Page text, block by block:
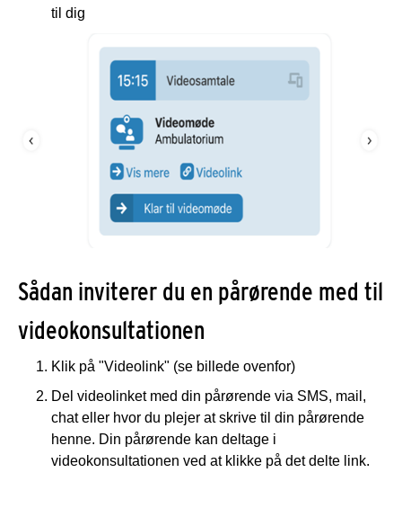
til dig
Sådan inviterer du en pårørende med til
videokonsultationen
Klik på "Videolink" (se billede ovenfor)
Del videolinket med din pårørende via SMS, mail,
chat eller hvor du plejer at skrive til din pårørende
henne. Din pårørende kan deltage i
videokonsultationen ved at klikke på det delte link.